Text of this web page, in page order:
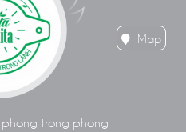
Map
trong phong